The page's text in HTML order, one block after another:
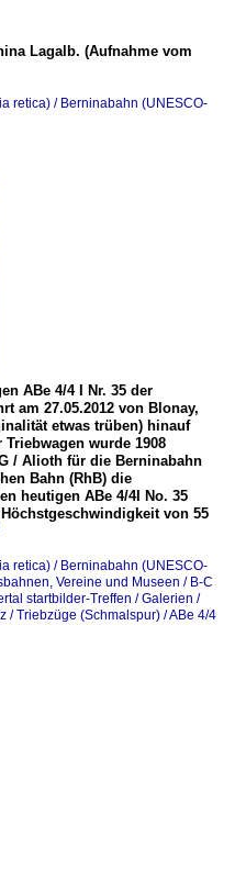
Lagalb. (Aufnahme vom
retica) / Berninabahn (UNESCO-
ABe 4/4 I Nr. 35 der
am 27.05.2012 von Blonay,
etwas trüben) hinauf
wurde 1908
/ Alioth für die Berninabahn
Bahn (RhB) die
heutigen ABe 4/4I No. 35
von 55
retica) / Berninabahn (UNESCO-
Vereine und Museen / B-C
startbilder-Treffen / Galerien /
/ Triebzüge (Schmalspur) / ABe 4/4